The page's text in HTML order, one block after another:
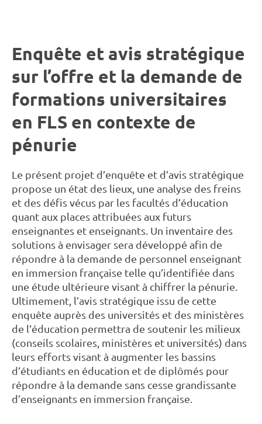
Enquête et avis stratégique
sur l’offre et la demande de
formations universitaires
en FLS en contexte de
pénurie
Le présent projet d’enquête et d’avis stratégique
propose un état des lieux, une analyse des freins
et des défis vécus par les facultés d’éducation
quant aux places attribuées aux futurs
enseignantes et enseignants. Un inventaire des
solutions à envisager sera développé afin de
répondre à la demande de personnel enseignant
en immersion française telle qu’identifiée dans
une étude ultérieure visant à chiffrer la pénurie.
Ultimement, l’avis stratégique issu de cette
enquête auprès des universités et des ministères
de l’éducation permettra de soutenir les milieux
(conseils scolaires, ministères et universités) dans
leurs efforts visant à augmenter les bassins
d’étudiants en éducation et de diplômés pour
répondre à la demande sans cesse grandissante
d’enseignants en immersion française.